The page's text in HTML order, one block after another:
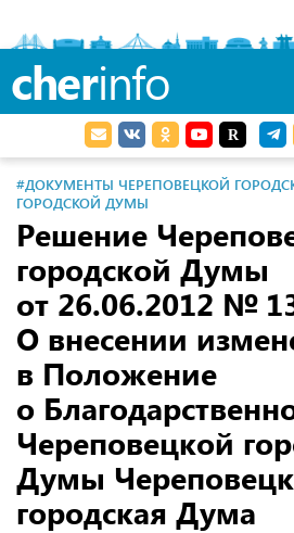
cherinfo
#ДОКУМЕНТЫ ЧЕРЕПОВЕЦКОЙ
ГОРОДСКОЙ ДУМЫ
Решение
городской Думы
от 26.06.2012 №
О внесении
в Положение
о
Череповецкой
Думы
городская Дума